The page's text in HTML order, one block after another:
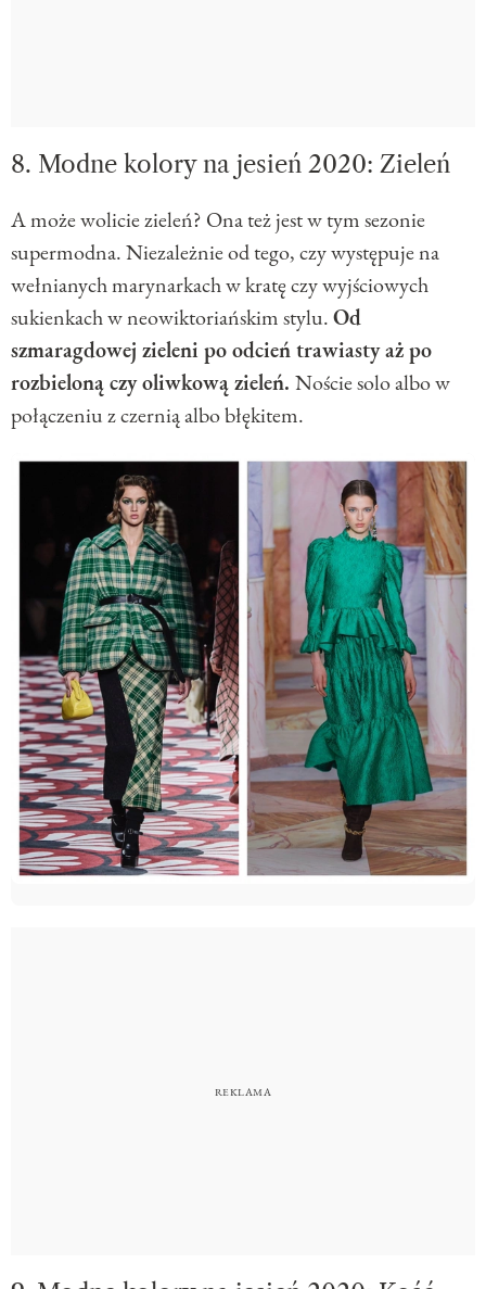
8. Modne kolory na jesień 2020: Zieleń
A może wolicie zieleń? Ona też jest w tym sezonie
supermodna. Niezależnie od tego, czy występuje na
wełnianych marynarkach w kratę czy wyjściowych
sukienkach w neowiktoriańskim stylu.Od
szmaragdowej zieleni po odcień trawiasty aż po
rozbieloną czy oliwkową zieleń. Noście solo albo w
połączeniu z czernią albo błękitem.